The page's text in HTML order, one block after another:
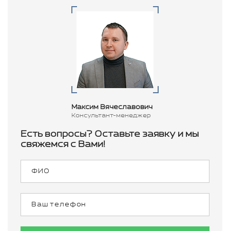
Максим Вячеславович
Консультант-менеджер
Есть вопросы? Оставьте заявку и мы
свяжемся с Вами!